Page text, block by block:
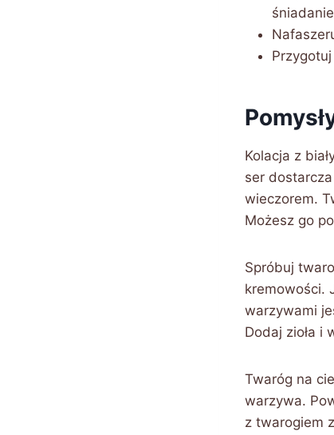
Kolacja z
ser
wieczorem.
Możesz go
Spróbuj
kremowości.
warzywami
Dodaj zioła i
Twaróg na
warzywa.
z twarogiem